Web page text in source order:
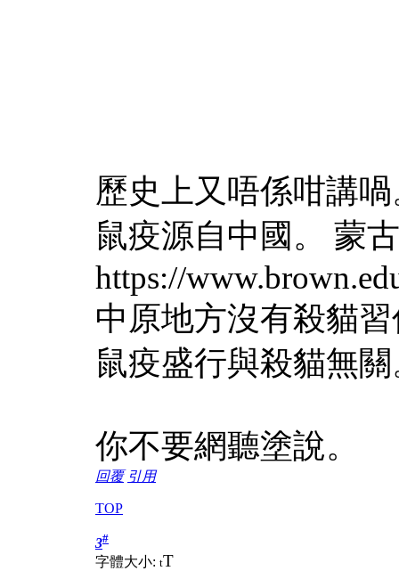
歷史上又唔係咁講
鼠疫源自中國。 蒙
https://
中原地方沒有殺貓
鼠疫盛行與殺貓無
你不要網聽塗說。
回覆 引用
TOP
3#
字體大小: tT